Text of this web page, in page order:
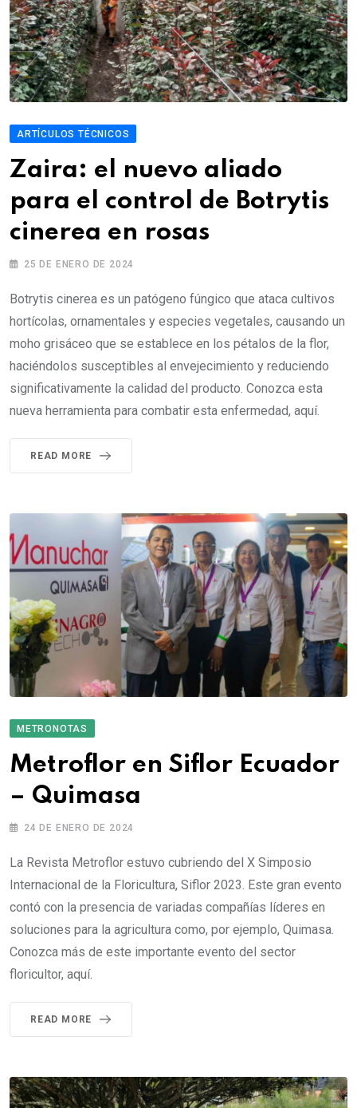
ARTÍCULOS TÉCNICOS
Zaira: el nuevo aliado
para el control de Botrytis
cinerea en rosas
25 DE ENERO DE 2024
Botrytis cinerea es un patógeno fúngico que ataca cultivos
hortícolas, ornamentales y especies vegetales, causando un
moho grisáceo que se establece en los pétalos de la flor,
haciéndolos susceptibles al envejecimiento y reduciendo
significativamente la calidad del producto. Conozca esta
nueva herramienta para combatir esta enfermedad, aquí.
READ MORE
METRONOTAS
Metroflor en Siflor Ecuador
– Quimasa
24 DE ENERO DE 2024
La Revista Metroflor estuvo cubriendo del X Simposio
Internacional de la Floricultura, Siflor 2023. Este gran evento
contó con la presencia de variadas compañías líderes en
soluciones para la agricultura como, por ejemplo, Quimasa.
Conozca más de este importante evento del sector
floricultor, aquí.
READ MORE